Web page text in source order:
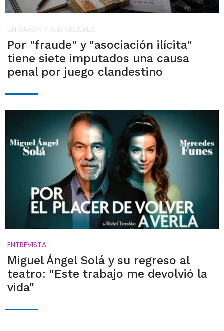
UN VARÓN Y SEIS MUJERES
Por "fraude" y "asociación ilícita"
tiene siete imputados una causa
penal por juego clandestino
ENTREVISTA
Miguel Ángel Solá y su regreso al
teatro: "Este trabajo me devolvió la
vida"